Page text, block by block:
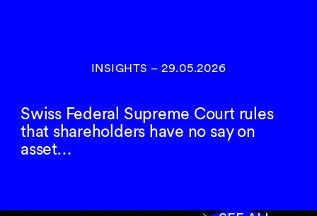
INSIGHTS – 29.05.2026
Swiss Federal Supreme Court rules
that shareholders have no say on
asset…